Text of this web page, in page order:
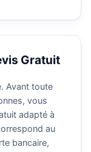
Gratuit
Avant toute
vous
adapté à
au
bancaire,